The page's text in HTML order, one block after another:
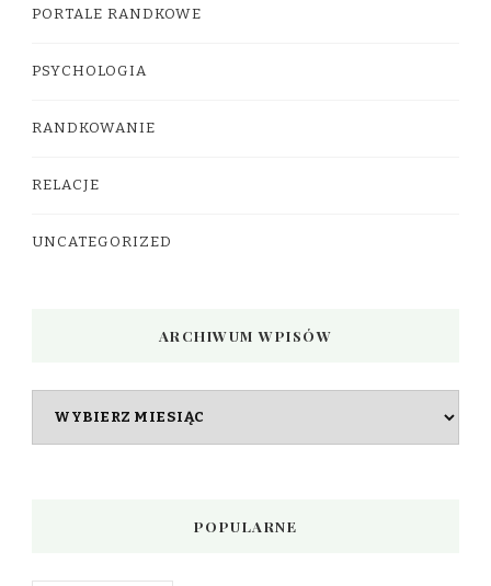
PORTALE RANDKOWE
PSYCHOLOGIA
RANDKOWANIE
RELACJE
UNCATEGORIZED
ARCHIWUM WPISÓW
POPULARNE